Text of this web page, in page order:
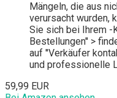
Mängeln, die aus
verursacht wurden,
Sie sich bei Ihrem -
Bestellungen'' >
auf ''Verkäufer
und professionelle
59,99 EUR